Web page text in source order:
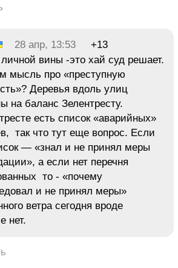
28 апр, 13:53
+13
вины -это хай суд решает.
мысль про «преступную
Деревья вдоль улиц
на баланс Зелентресту.
есть список «аварийных»
так что тут еще вопрос. Если
— «знал и не принял меры
а если нет перечня
то - «почему
и не принял меры»
ветра сегодня вроде
нет.